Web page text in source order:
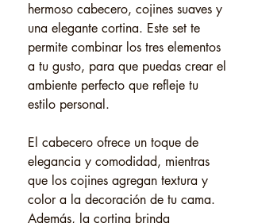
hermoso cabecero, cojines suaves y
una elegante cortina. Este set te
permite combinar los tres elementos
a tu gusto, para que puedas crear el
ambiente perfecto que refleje tu
estilo personal.
El cabecero ofrece un toque de
elegancia y comodidad, mientras
que los cojines agregan textura y
color a la decoración de tu cama.
Además, la cortina brinda